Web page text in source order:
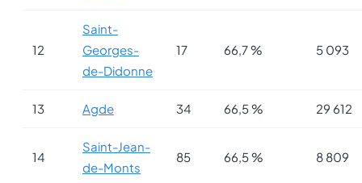
12
Saint-
Georges-
de-Didonne
17 66,7 % 5 093
13 Agde 34 66,5 % 29 612
14
Saint-Jean-
de-Monts
85 66,5 % 8 809